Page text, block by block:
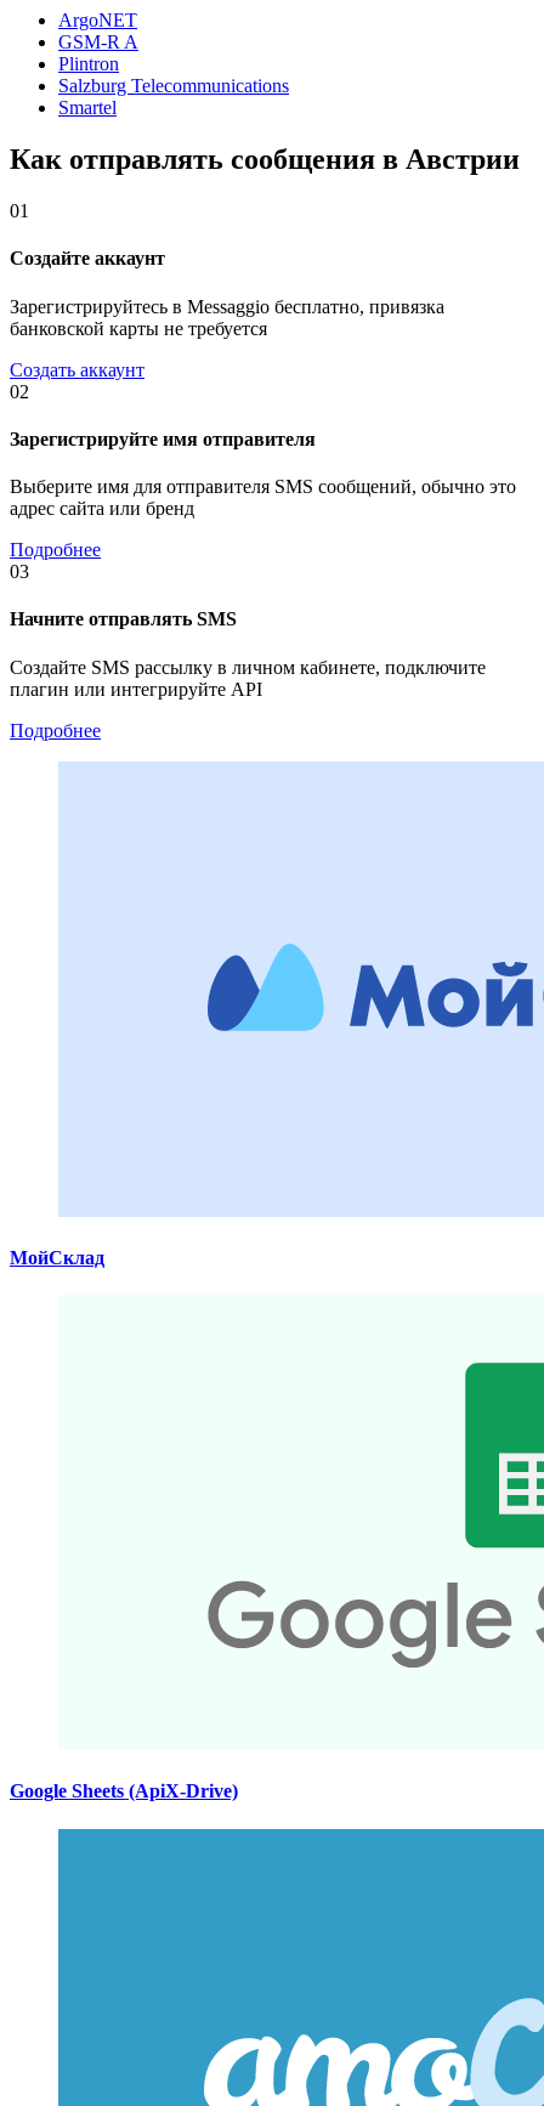
ArgoNET
GSM-R A
Plintron
Salzburg Telecommunications
Smartel
Как отправлять сообщения в Австрии
01
Создайте аккаунт
Зарегистрируйтесь в Messaggio бесплатно, привязка
банковской карты не требуется
Создать аккаунт
02
Зарегистрируйте имя отправителя
Выберите имя для отправителя SMS сообщений, обычно это
адрес сайта или бренд
Подробнее
03
Начните отправлять SMS
Создайте SMS рассылку в личном кабинете, подключите
плагин или интегрируйте API
Подробнее
МойСклад
Google Sheets (ApiX-Drive)